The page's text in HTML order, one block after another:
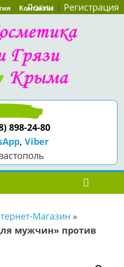
Контакты
Логин | Регистрация
898-24-80
,Viber
Магазин »
мужчин» против